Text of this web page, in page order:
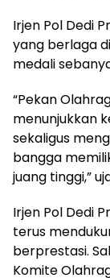
Irjen Pol Dedi
yang berlaga
medali
“Pekan
menunjukkan
sekaligus
bangga
juang tinggi,”
Irjen Pol Dedi
terus
berprestasi.
Komite